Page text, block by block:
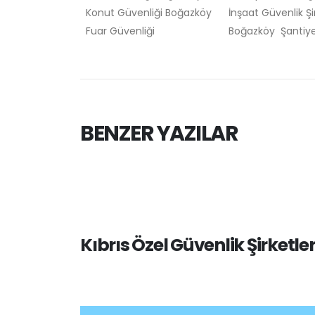
Konut Güvenliği Boğazköy
Fuar Güvenliği
İnşaat Güvenlik
Boğazköy
BENZER YAZILAR
Services de sécurité privée